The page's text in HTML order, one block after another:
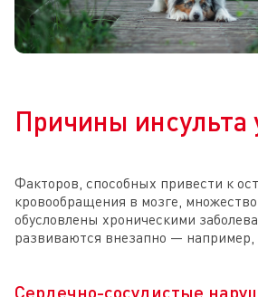
Причины инсульта
Факторов, способных привести к
кровообращения в мозге,
обусловлены хроническими
развиваются внезапно — например,
Сердечно-сосудистые